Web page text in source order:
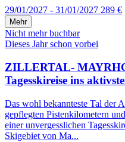
29/01/2027 - 31/01/2027 289 €
Mehr
Nicht mehr buchbar
Dieses Jahr schon vorbei
ZILLERTAL-
Tagesskireise ins
Das wohl bekannteste Tal der
gepflegten Pistenkilometern
einer unvergesslichen
Skigebiet von Ma...